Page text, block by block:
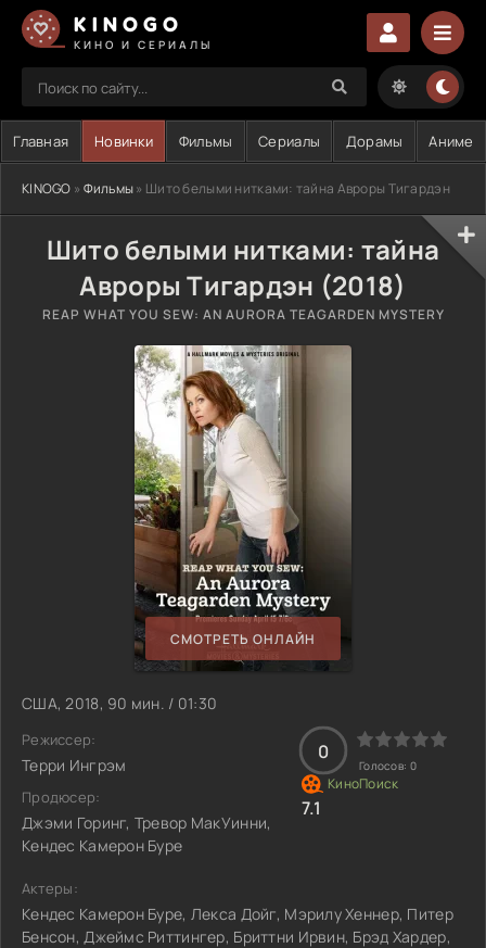
KINOGO
КИНО И СЕРИАЛЫ
Главная Новинки Фильмы Сериалы Дорамы Аниме
KINOGO » Фильмы» Шито белыми нитками: тайна Авроры Тигардэн
Шито белыми нитками: тайна
Авроры Тигардэн (2018)
REAP WHAT YOU SEW: AN AURORA TEAGARDEN MYSTERY
СМОТРЕТЬ ОНЛАЙН
США, 2018, 90 мин. / 01:30
Режиссер:
Терри Ингрэм
Продюсер:
Джэми Горинг, Тревор МакУинни,
Кендес Камерон Буре
0
Голосов: 0
7.1
Актеры:
Кендес Камерон Буре, Лекса Дойг, Мэрилу Хеннер, Питер
Бенсон, Джеймс Риттингер, Бриттни Ирвин, Брэд Хардер,